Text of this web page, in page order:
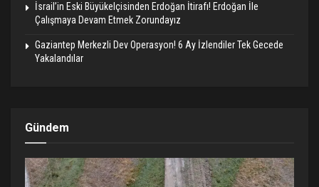
İsrail’in Eski Büyükelçisinden Erdoğan İtirafı! Erdoğan İle
Çalışmaya Devam Etmek Zorundayız
Gaziantep Merkezli Dev Operasyon! 6 Ay İzlendiler Tek Gecede
Yakalandılar
Gündem